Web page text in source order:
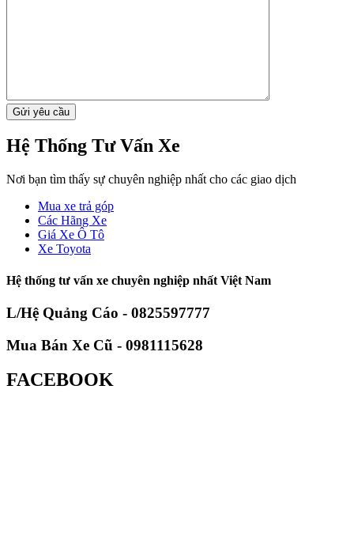
Hệ Thống Tư Vấn Xe
Nơi bạn tìm thấy sự chuyên nghiệp nhất cho các giao dịch
Mua xe trả góp
Các Hãng Xe
Giá Xe Ô Tô
Xe Toyota
Hệ thống tư vấn xe chuyên nghiệp nhất Việt Nam
L/Hệ Quảng Cáo - 0825597777
Mua Bán Xe Cũ - 0981115628
FACEBOOK